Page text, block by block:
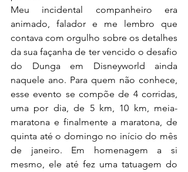
Meu incidental companheiro era
animado, falador e me lembro que
contava com orgulho sobre os detalhes
da sua façanha de ter vencido o desafio
do Dunga em Disneyworld ainda
naquele ano. Para quem não conhece,
esse evento se compõe de 4 corridas,
uma por dia, de 5 km, 10 km, meia-
maratona e finalmente a maratona, de
quinta até o domingo no início do mês
de janeiro. Em homenagem a si
mesmo, ele até fez uma tatuagem do